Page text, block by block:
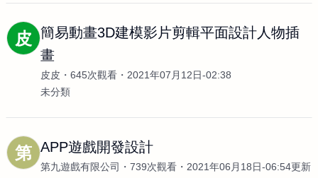
皮 簡易動畫3D建模影片剪輯平面設計人物插
畫
皮皮 645次觀看
2021年07月12日-02:38
未分類
第 APP遊戲開發設計
第九遊戲有限公司 739次觀看 2021年06月18日-06:54更新